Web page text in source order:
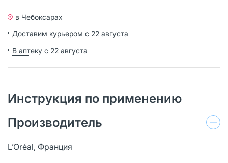
в Чебоксарах
Доставим курьером с 22 августа
В аптеку с 22 августа
Инструкция по применению
Производитель
L’Oréal, Франция